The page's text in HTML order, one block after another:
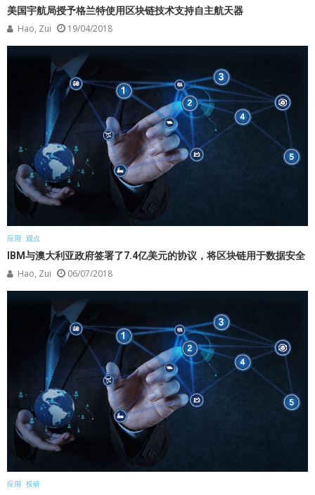
美国宇航局授予格兰特使用区块链技术支持自主航天器
Hao, Zui 19/04/2018
应用 观点
IBM与澳大利亚政府签署了7.4亿美元的协议，将区块链用于数据安全
Hao, Zui 06/07/2018
应用 投研